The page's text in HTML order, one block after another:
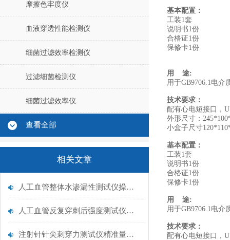
摩擦色牢度仪
血液穿透性能检测仪
细菌过滤效率检测仪
过滤细菌检测仪
细菌过滤效率仪
查看全部
相关文章
人工血管整体水渗漏性测试仪操作中最容易出错的步骤
人工血管反复穿刺后强度测试仪是什么？透析患者的“生命管“质量靠它把关！
注射针针尖刺穿力测试仪精准量化针尖锋利度，构筑临床安全防线
基本配置：
工装1套
说明书1份
合格证1份
保修卡1份
用 途:
用于GB9706.1电介
技术要求：
配有心电短接口，
外形尺寸：
小盒子尺寸
基本配置：
工装1套
说明书1份
合格证1份
保修卡1份
用 途:
用于GB9706.1电介
技术要求：
配有心电短接口，